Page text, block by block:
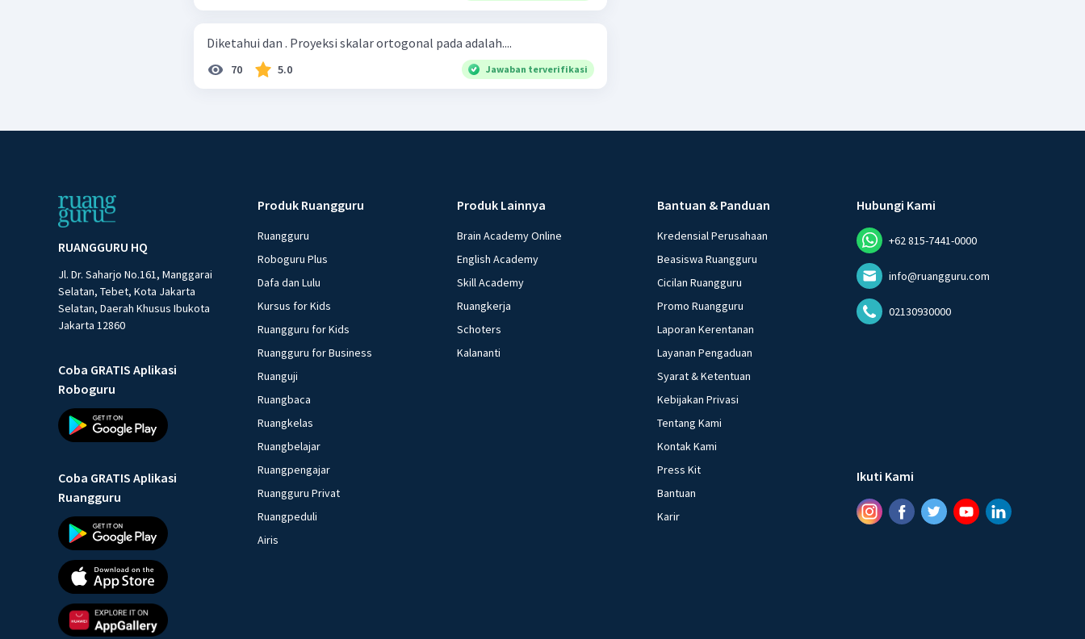
Diketahui dan . Proyeksi skalar ortogonal pada adalah....
70 5.0 Jawaban terverifikasi
RUANGGURU HQ
Jl. Dr. Saharjo No.161, Manggarai
Selatan, Tebet, Kota Jakarta
Selatan, Daerah Khusus Ibukota
Jakarta 12860
Coba GRATIS Aplikasi
Roboguru
Coba GRATIS Aplikasi
Ruangguru
Produk Ruangguru
Ruangguru
Roboguru Plus
Dafa dan Lulu
Kursus for Kids
Ruangguru for Kids
Ruangguru for Business
Ruanguji
Ruangbaca
Ruangkelas
Ruangbelajar
Ruangpengajar
Ruangguru Privat
Ruangpeduli
Airis
Produk Lainnya
Brain Academy Online
English Academy
Skill Academy
Ruangkerja
Schoters
Kalananti
Bantuan & Panduan
Kredensial Perusahaan
Beasiswa Ruangguru
Cicilan Ruangguru
Promo Ruangguru
Laporan Kerentanan
Layanan Pengaduan
Syarat & Ketentuan
Kebijakan Privasi
Tentang Kami
Kontak Kami
Press Kit
Bantuan
Karir
Hubungi Kami
+62 815-7441-0000
info@ruangguru.com
02130930000
Ikuti Kami